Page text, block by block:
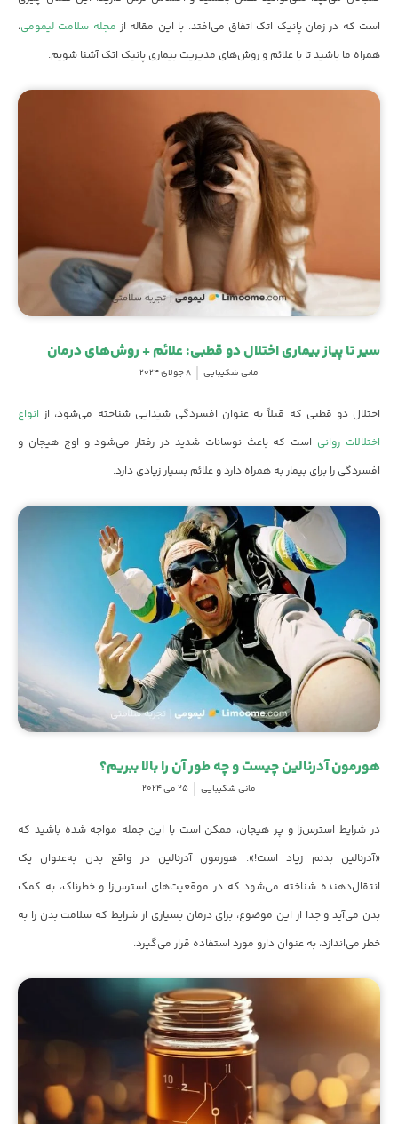
است که در زمان پانیک اتک اتفاق می‌افتد. با این مقاله از مجله سلامت لیمومی،
همراه ما باشید تا با علائم و روش‌های مدیریت بیماری پانیک اتک آشنا شویم.
سیر تا پیاز بیماری اختلال دو قطبی: علائم + روش‌های درمان
مانی شکیبایی 8 جولای 2024
اختلال دو قطبی که قبلاً به عنوان افسردگی شیدایی شناخته می‌شود، از انواع
اختلالات روانی است که باعث نوسانات شدید در رفتار می‌شود و اوج هیجان و
افسردگی را برای بیمار به همراه دارد و علائم بسیار زیادی دارد.
هورمون آدرنالین چیست و چه طور آن را بالا ببریم؟
مانی شکیبایی 25 می 2024
در شرایط استرس‌زا و پر هیجان، ممکن است با این جمله مواجه شده باشید که
«آدرنالین بدنم زیاد است!». هورمون آدرنالین در واقع بدن به‌عنوان یک
انتقال‌دهنده شناخته می‌شود که در موقعیت‌های استرس‌زا و خطرناک، به کمک
بدن می‌آید و جدا از این موضوع، برای درمان بسیاری از شرایط که سلامت بدن را به
خطر می‌اندازد، به عنوان دارو مورد استفاده قرار می‌گیرد.